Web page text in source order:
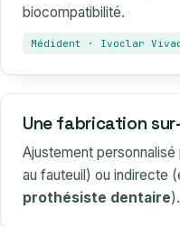
biocompatibilité.
Médident · Ivoclar
Une fabrication
Ajustement
au fauteuil) ou indirecte
prothésiste dentaire).